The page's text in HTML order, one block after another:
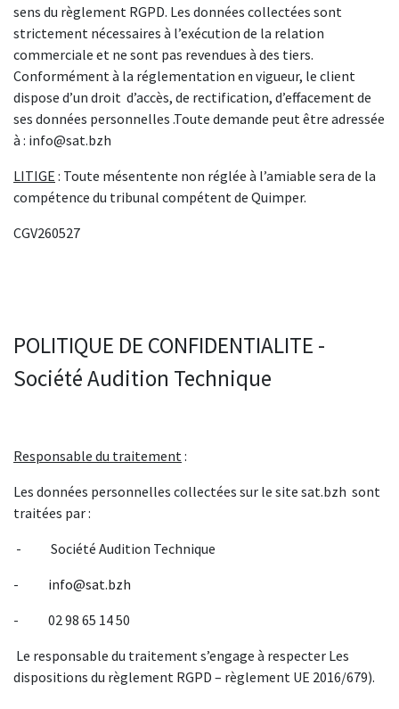
sens du règlement RGPD. Les données collectées sont
strictement nécessaires à l’exécution de la relation
commerciale et ne sont pas revendues à des tiers.
Conformément à la réglementation en vigueur, le client
dispose d’un droit d’accès, de rectification, d’effacement de
ses données personnelles .Toute demande peut être adressée
à : info@sat.bzh
LITIGE : Toute mésentente non réglée à l’amiable sera de la
compétence du tribunal compétent de Quimper.
CGV260527
POLITIQUE DE CONFIDENTIALITE -
Société Audition Technique
Responsable du traitement:
Les données personnelles collectées sur le site sat.bzh sont
traitées par :
- Société Audition Technique
- info@sat.bzh
- 02 98 65 14 50
Le responsable du traitement s’engage à respecter Les
dispositions du règlement RGPD – règlement UE 2016/679).